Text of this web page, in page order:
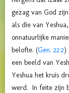
gezag van God
als die van
onnatuurlijke
belofte. (Gen. 22:2)
een beeld van
Yeshua het kruis
werd. In feite zijn